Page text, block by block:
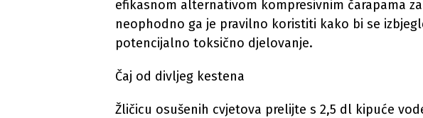
efikasnom alternativom kompresivnim čarapama
neophodno ga je pravilno koristiti kako bi se
potencijalno toksično djelovanje.
Čaj od divljeg kestena
Žličicu osušenih cvjetova prelijte s 2,5 dl kipuće